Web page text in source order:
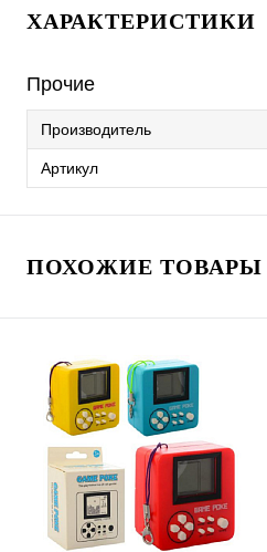
ХАРАКТЕРИСТИКИ
Прочие
Производитель
Артикул
ПОХОЖИЕ ТОВАРЫ